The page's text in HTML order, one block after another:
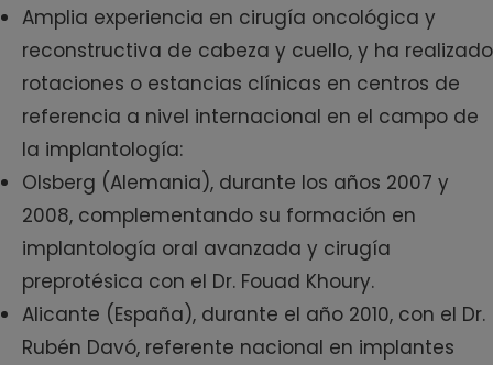
Amplia experiencia en cirugía oncológica y
reconstructiva de cabeza y cuello, y ha realizado
rotaciones o estancias clínicas en centros de
referencia a nivel internacional en el campo de
la implantología:
Olsberg (Alemania), durante los años 2007 y
2008, complementando su formación en
implantología oral avanzada y cirugía
preprotésica con el Dr. Fouad Khoury.
Alicante (España), durante el año 2010, con el Dr.
Rubén Davó, referente nacional en implantes